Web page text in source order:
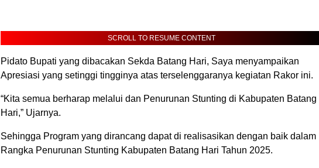
SCROLL TO RESUME CONTENT
Pidato Bupati yang dibacakan Sekda Batang Hari, Saya menyampaikan
Apresiasi yang setinggi tingginya atas terselenggaranya kegiatan Rakor ini.
“Kita semua berharap melalui dan Penurunan Stunting di Kabupaten Batang
Hari,” Ujarnya.
Sehingga Program yang dirancang dapat di realisasikan dengan baik dalam
Rangka Penurunan Stunting Kabupaten Batang Hari Tahun 2025.